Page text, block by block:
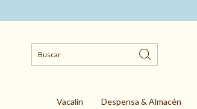
Vacalin Despensa & Almacén